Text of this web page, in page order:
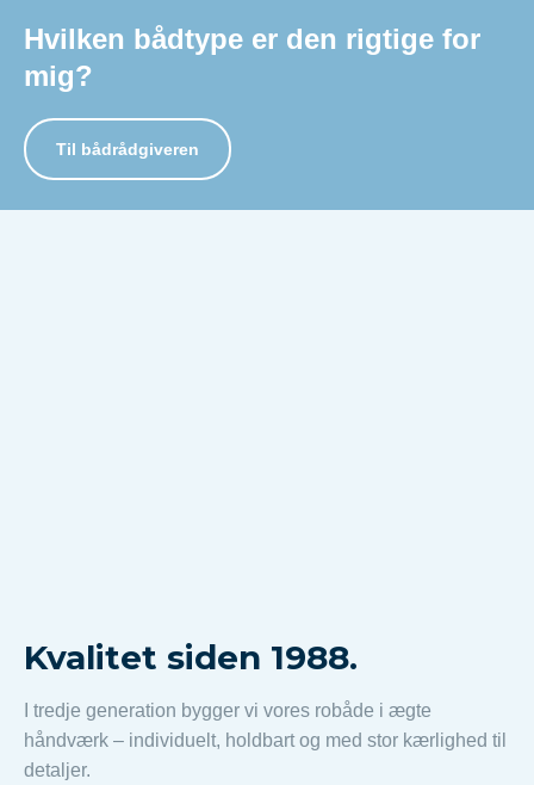
Hvilken bådtype er den rigtige for
mig?
Til bådrådgiveren
Kvalitet siden 1988.
I tredje generation bygger vi vores robåde i ægte
håndværk – individuelt, holdbart og med stor kærlighed til
detaljer.